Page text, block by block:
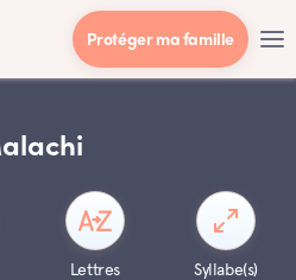
Protéger ma famille
Lettres Syllabe(s)